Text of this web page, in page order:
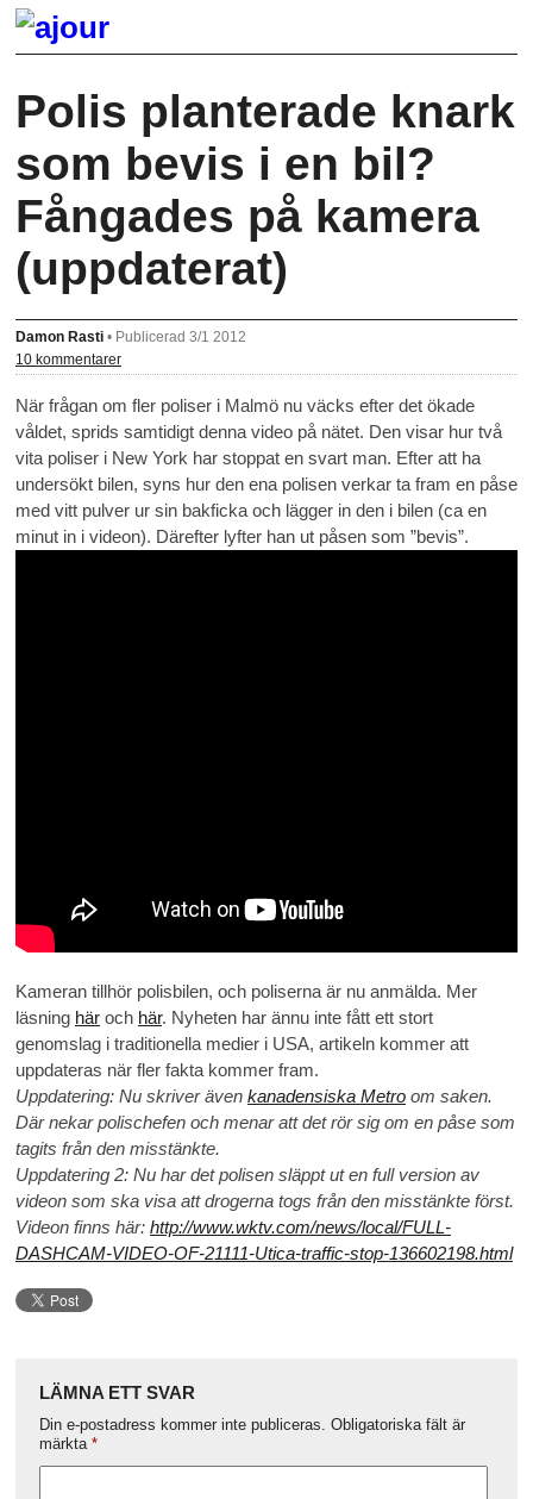
Polis planterade knark
som bevis i en bil?
Fångades på kamera
(uppdaterat)
Damon Rasti • Publicerad 3/1 2012
10 kommentarer
När frågan om fler poliser i Malmö nu väcks efter det ökade
våldet, sprids samtidigt denna video på nätet. Den visar hur två
vita poliser i New York har stoppat en svart man. Efter att ha
undersökt bilen, syns hur den ena polisen verkar ta fram en påse
med vitt pulver ur sin bakficka och lägger in den i bilen (ca en
minut in i videon). Därefter lyfter han ut påsen som ”bevis”.
Kameran tillhör polisbilen, och poliserna är nu anmälda. Mer
läsning här och här. Nyheten har ännu inte fått ett stort
genomslag i traditionella medier i USA, artikeln kommer att
uppdateras när fler fakta kommer fram.
Uppdatering: Nu skriver även kanadensiska Metro om saken.
Där nekar polischefen och menar att det rör sig om en påse som
tagits från den misstänkte.
Uppdatering 2: Nu har det polisen släppt ut en full version av
videon som ska visa att drogerna togs från den misstänkte först.
Videon finns här: http://www.wktv.com/news/local/FULL-
DASHCAM-VIDEO-OF-21111-Utica-traffic-stop-136602198.html
LÄMNA ETT SVAR
Din e-postadress kommer inte publiceras. Obligatoriska fält är
märkta *